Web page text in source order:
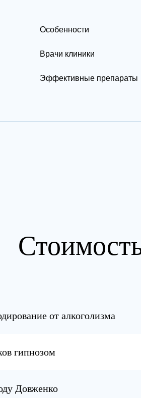
Особенности
Врачи клиники
Эффективные препараты
от алкоголизма
гипнозом
Довженко